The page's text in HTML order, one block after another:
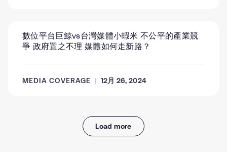
數位平台巨鯨vs台灣媒體小蝦米 不公平的產業競
爭 政府置之不理 媒體如何走新路？
MEDIA COVERAGE 12月 26, 2024
Load more